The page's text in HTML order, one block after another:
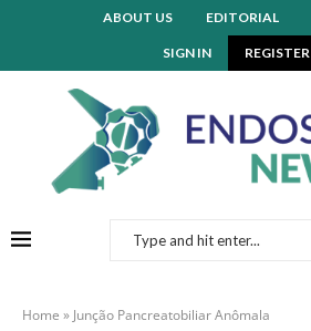
ABOUT US EDITORIAL
SIGN IN REGISTER
Home » Junção Pancreatobiliar Anômala